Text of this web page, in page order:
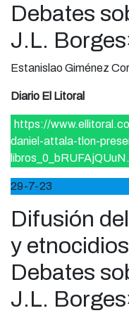
Debates
J.L.
Estanislao Giménez
Diario El Litoral
https://
daniel-attala-tlon-
29-7-23
Difusión
y
Debates
J.L.